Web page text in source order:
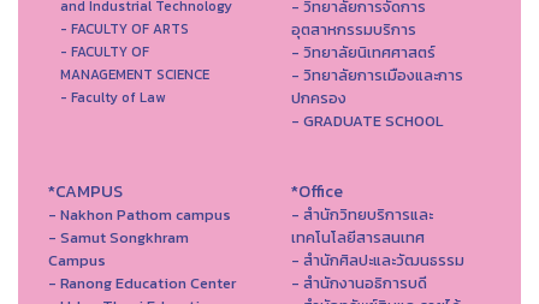
and Industrial Technology
- FACULTY OF ARTS
- FACULTY OF
MANAGEMENT SCIENCE
- Faculty of Law
- วิทยาลัยการจัดการ
อุตสาหกรรมบริการ
- วิทยาลัยนิเทศศาสตร์
- วิทยาลัยการเมืองและการ
ปกครอง
- GRADUATE SCHOOL
*CAMPUS
- Nakhon Pathom campus
- Samut Songkhram
Campus
- Ranong Education Center
*Office
- สำนักวิทยบริการและ
เทคโนโลยีสารสนเทศ
- สํานักศิลปะและวัฒนธรรม
- สำนักงานอธิการบดี